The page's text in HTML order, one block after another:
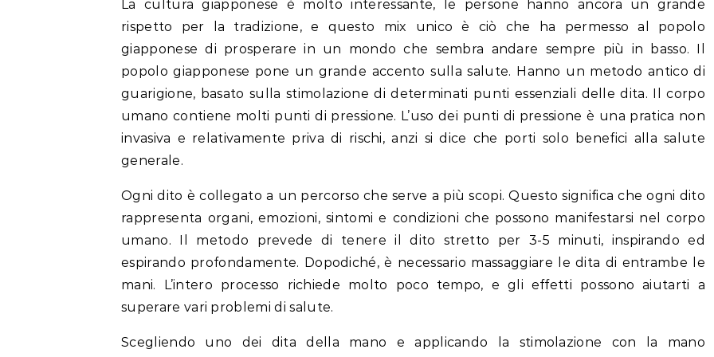
La cultura giapponese è molto interessante, le persone hanno ancora un grande
rispetto per la tradizione, e questo mix unico è ciò che ha permesso al popolo
giapponese di prosperare in un mondo che sembra andare sempre più in basso. Il
popolo giapponese pone un grande accento sulla salute. Hanno un metodo antico di
guarigione, basato sulla stimolazione di determinati punti essenziali delle dita. Il corpo
umano contiene molti punti di pressione. L’uso dei punti di pressione è una pratica non
invasiva e relativamente priva di rischi, anzi si dice che porti solo benefici alla salute
generale.
Ogni dito è collegato a un percorso che serve a più scopi. Questo significa che ogni dito
rappresenta organi, emozioni, sintomi e condizioni che possono manifestarsi nel corpo
umano. Il metodo prevede di tenere il dito stretto per 3-5 minuti, inspirando ed
espirando profondamente. Dopodiché, è necessario massaggiare le dita di entrambe le
mani. L’intero processo richiede molto poco tempo, e gli effetti possono aiutarti a
superare vari problemi di salute.
Scegliendo uno dei dita della mano e applicando la stimolazione con la mano